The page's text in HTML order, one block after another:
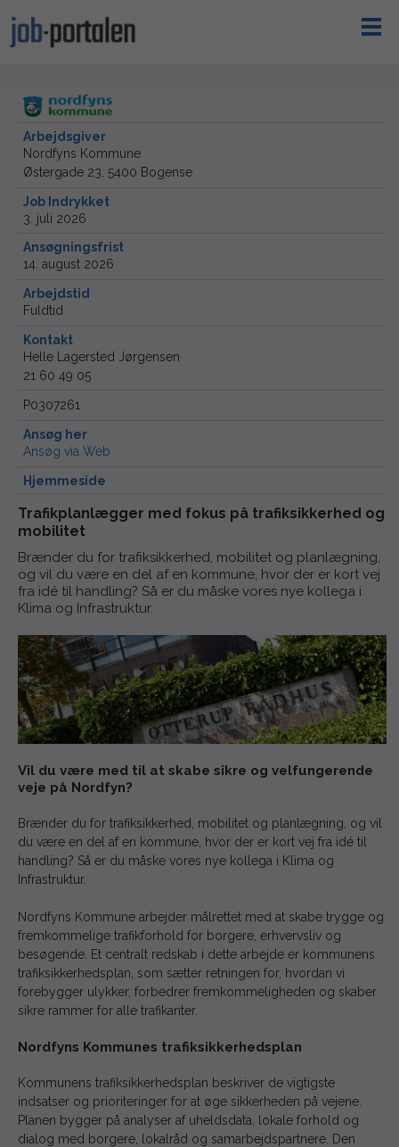
Arbejdsgiver
Nordfyns Kommune
Østergade 23, 5400 Bogense
Job Indrykket
3. juli 2026
Ansøgningsfrist
14. august 2026
Arbejdstid
Fuldtid
Kontakt
Helle Lagersted Jørgensen
21 60 49 05
P0307261
Ansøg her
Ansøg via Web
Hjemmeside
Trafikplanlægger med fokus på trafiksikkerhed og
mobilitet
Brænder du for trafiksikkerhed, mobilitet og planlægning,
og vil du være en del af en kommune, hvor der er kort vej
fra idé til handling? Så er du måske vores nye kollega i
Klima og Infrastruktur.
Vil du være med til at skabe sikre og velfungerende
veje på Nordfyn?
Brænder du for trafiksikkerhed, mobilitet og planlægning, og vil
du være en del af en kommune, hvor der er kort vej fra idé til
handling? Så er du måske vores nye kollega i Klima og
Infrastruktur.
Nordfyns Kommune arbejder målrettet med at skabe trygge og
fremkommelige trafikforhold for borgere, erhvervsliv og
besøgende. Et centralt redskab i dette arbejde er kommunens
trafiksikkerhedsplan, som sætter retningen for, hvordan vi
forebygger ulykker, forbedrer fremkommeligheden og skaber
sikre rammer for alle trafikanter.
Nordfyns Kommunes trafiksikkerhedsplan
Kommunens trafiksikkerhedsplan beskriver de vigtigste
indsatser og prioriteringer for at øge sikkerheden på vejene.
Planen bygger på analyser af uheldsdata, lokale forhold og
dialog med borgere, lokalråd og samarbejdspartnere. Den